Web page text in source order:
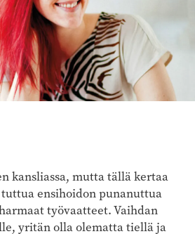
kansliassa, mutta tällä kertaa
ensihoidon punanuttua
työvaatteet. Vaihdan
yritän olla olematta tiellä ja